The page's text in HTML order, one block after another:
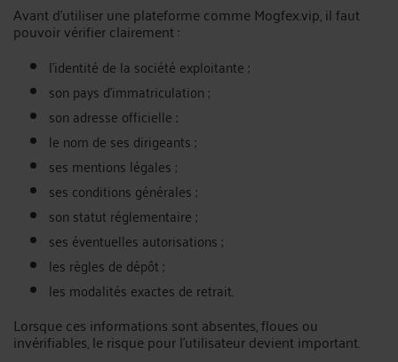
Avant d’utiliser une plateforme comme Mogfex.vip, il faut
pouvoir vérifier clairement :
l’identité de la société exploitante ;
son pays d’immatriculation ;
son adresse officielle ;
le nom de ses dirigeants ;
ses mentions légales ;
ses conditions générales ;
son statut réglementaire ;
ses éventuelles autorisations ;
les règles de dépôt ;
les modalités exactes de retrait.
Lorsque ces informations sont absentes, floues ou
invérifiables, le risque pour l’utilisateur devient important.